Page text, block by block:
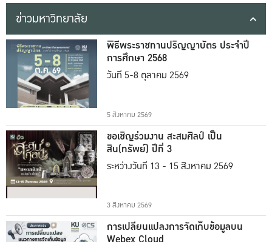
ข่าวมหาวิทยาลัย
พิธีพระราชทานปริญญาบัตร ประจำปี
การศึกษา 2568
วันที่ 5-8 ตุลาคม 2569
5 สิงหาคม 2569
ขอเชิญร่วมงาน สะสมศิลป์ เป็น
สิน(ทรัพย์) ปีที่ 3
ระหว่างวันที่ 13 - 15 สิงหาคม 2569
3 สิงหาคม 2569
การเปลี่ยนแปลงการจัดเก็บข้อมูลบน